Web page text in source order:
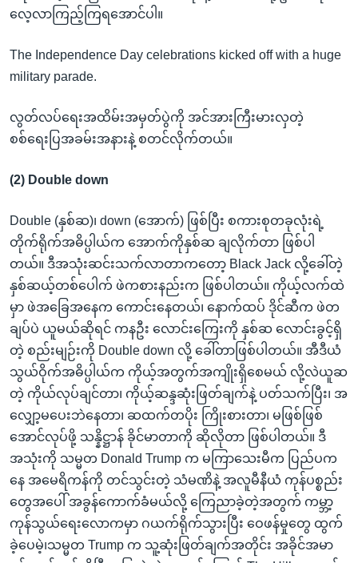
လေ့လာကြည့်ကြရအောင်ပါ။
The Independence Day celebrations kicked off with a huge
military parade.
လွတ်လပ်ရေးအထိမ်းအမှတ်ပွဲကို အင်အားကြီးမားလှတဲ့
စစ်ရေးပြအခမ်းအနားနဲ့ စတင်လိုက်တယ်။
(2) Double down
Double (နှစ်ဆ)၊ down (အောက်) ဖြစ်ပြီး စကားစုတခုလုံးရဲ့
တိုက်ရိုက်အဓိပ္ပါယ်က အောက်ကိုနှစ်ဆ ချလိုက်တာ ဖြစ်ပါ
တယ်။ ဒီအသုံးဆင်းသက်လာတာကတော့ Black Jack လို့ခေါ်တဲ့
နှစ်ဆယ့်တစ်ပေါက် ဖဲကစားနည်းက ဖြစ်ပါတယ်။ ကိုယ့်လက်ထဲ
မှာ ဖဲအခြေအနေက ကောင်းနေတယ်၊ နောက်ထပ် ဒိုင်ဆီက ဖဲတ
ချပ်ပဲ ယူမယ်ဆိုရင် ကနဦး လောင်းကြေးကို နှစ်ဆ လောင်းခွင့်ရှိ
တဲ့ စည်းမျဉ်းကို Double down လို့ ခေါ်တာဖြစ်ပါတယ်။ အီဒီယံ
သွယ်ဝိုက်အဓိပ္ပါယ်က ကိုယ့်အတွက်အကျိုးရှိစေမယ် လို့လဲယူဆ
တဲ့ ကိုယ်လုပ်ချင်တာ၊ ကိုယ့်ဆန္ဒဆုံးဖြတ်ချက်နဲ့ ပတ်သက်ပြီး၊ အ
လျှော့မပေးဘဲနေတာ၊ ဆထက်တပိုး ကြိုးစားတာ၊ မဖြစ်ဖြစ်
အောင်လုပ်ဖို့ သန္နိဋ္ဌာန် ခိုင်မာတာကို ဆိုလိုတာ ဖြစ်ပါတယ်။ ဒီ
အသုံးကို သမ္မတ Donald Trump က မကြာသေးမီက ပြည်ပက
နေ အမေရိကန်ကို တင်သွင်းတဲ့ သံမဏိနဲ့ အလူမီနီယံ ကုန်ပစ္စည်း
တွေအပေါ် အခွန်ကောက်ခံမယ်လို့ ကြေညာခဲ့တဲ့အတွက် ကမ္ဘာ့
ကုန်သွယ်ရေးလောကမှာ ဂယက်ရိုက်သွားပြီး ဝေဖန်မှုတွေ ထွက်
ခဲ့ပေမဲ့၊သမ္မတ Trump က သူ့ဆုံးဖြတ်ချက်အတိုင်း အခိုင်အမာ